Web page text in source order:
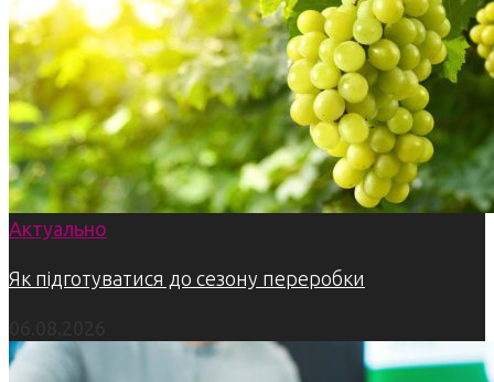
Актуально
Як підготуватися до сезону переробки